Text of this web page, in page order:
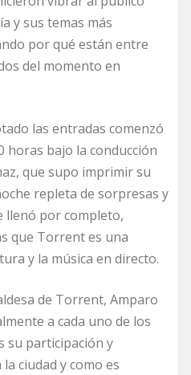
y sus temas más
por qué están entre
del momento en
las entradas comenzó
horas bajo la conducción
que supo imprimir su
repleta de sorpresas y
llenó por completo,
que Torrent es una
y la música en directo.
de Torrent, Amparo
a cada uno de los
su participación y
ciudad y como es